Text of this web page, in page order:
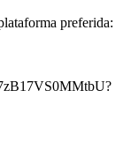
preferida: